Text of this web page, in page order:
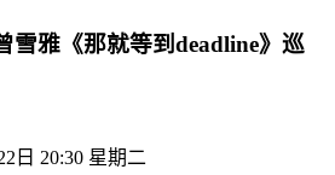
雪雅《那就等到deadline》巡
日 20:30 星期二